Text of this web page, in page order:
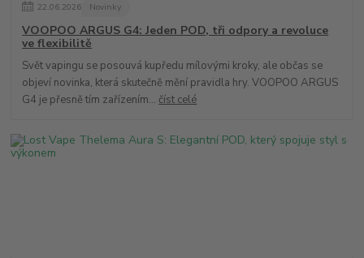
22.06.2026 Novinky
VOOPOO ARGUS G4: Jeden POD, tři odpory a revoluce
ve flexibilitě
Svět vapingu se posouvá kupředu mílovými kroky, ale občas se
objeví novinka, která skutečně mění pravidla hry. VOOPOO ARGUS
G4 je přesně tím zařízením... číst celé